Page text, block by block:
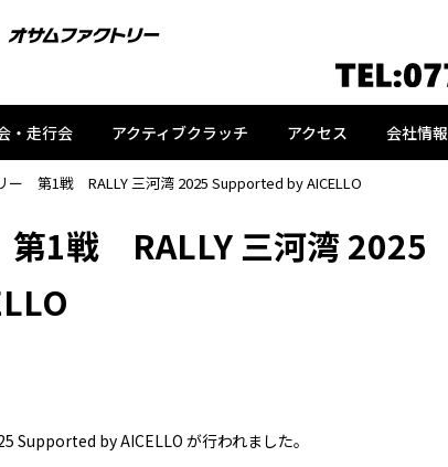
・走行会 アクティブクラッチ アクセス 会社情報
ー 第1戦 RALLY 三河湾 2025 Supported by AICELLO
1戦 RALLY 三河湾 2025
by AICELLO が行われました。